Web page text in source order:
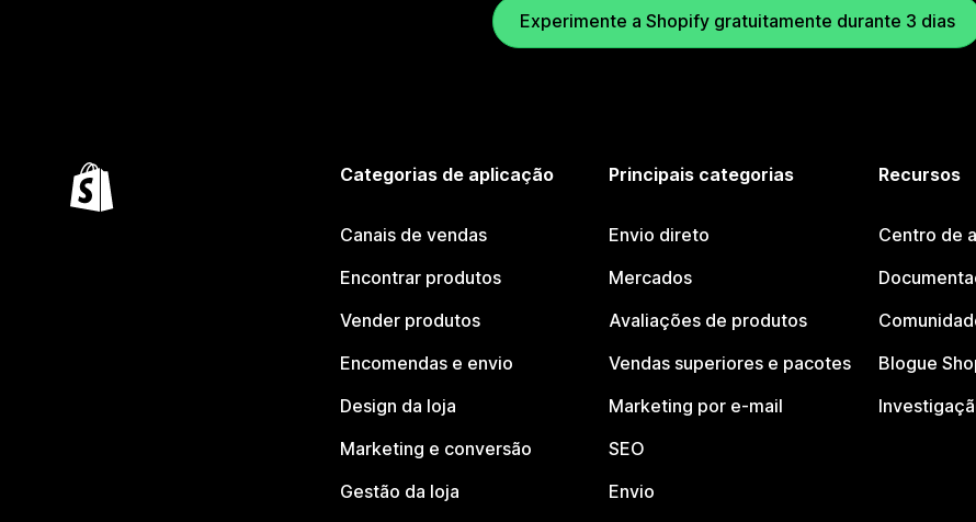
Experimente a Shopify gratuitamente durante 3 dias
Categorias de aplicação
Canais de vendas
Encontrar produtos
Vender produtos
Encomendas e envio
Design da loja
Marketing e conversão
Gestão da loja
Principais categorias
Envio direto
Mercados
Avaliações de produtos
Vendas superiores e pacotes
Marketing por e-mail
SEO
Envio
Recursos
Centro de
Blogue